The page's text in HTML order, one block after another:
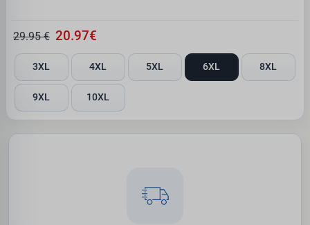
29.95 € 20.97€
3XL 4XL 5XL 6XL 8XL
9XL 10XL